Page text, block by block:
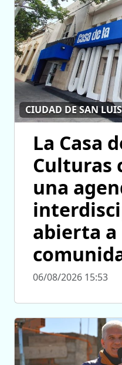
CIUDAD DE SAN LUIS
La Casa
Culturas
una
abierta a
06/08/2026 15:53